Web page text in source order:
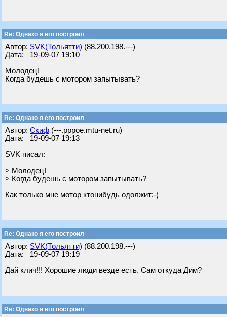
Re: Однако я его построил
Автор: SVK(Тольятти) (88.200.198.---)
Дата: 19-09-07 19:10
Молодец!
Когда будешь с мотором запытывать?
Re: Однако я его построил
Автор: Скиф (---.pppoe.mtu-net.ru)
Дата: 19-09-07 19:13
SVK писал:
> Молодец!
> Когда будешь с мотором запытывать?
Как только мне мотор ктонибудь одолжит:-(
Re: Однако я его построил
Автор: SVK(Тольятти) (88.200.198.---)
Дата: 19-09-07 19:19
Дай клич!!! Хорошие люди везде есть. Сам откуда Дим?
Re: Однако я его построил